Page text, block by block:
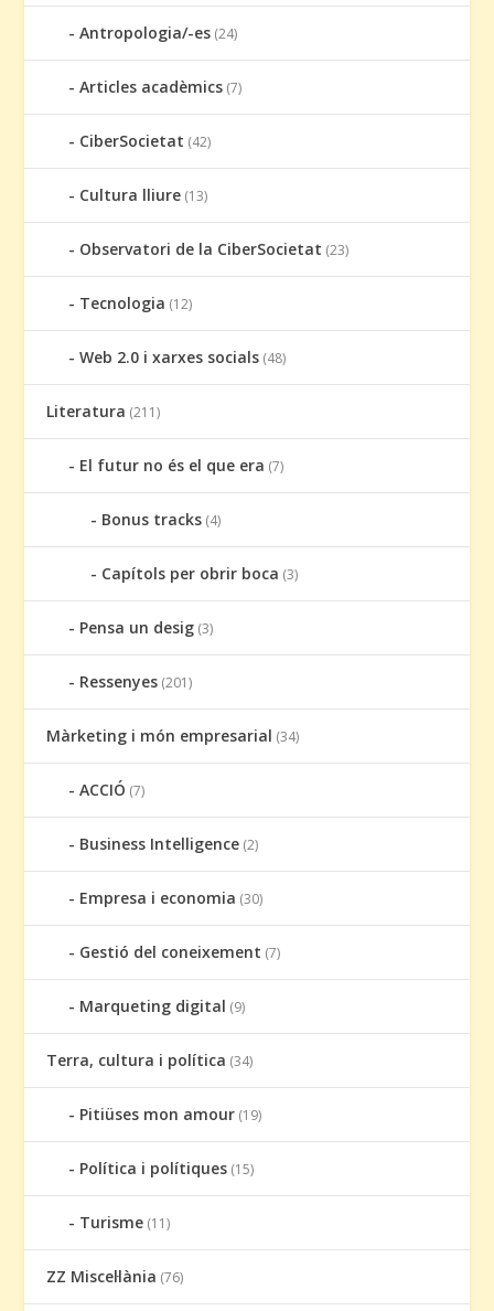
Antropologia/-es (24)
Articles acadèmics (7)
CiberSocietat (42)
Cultura lliure (13)
Observatori de la CiberSocietat (23)
Tecnologia (12)
Web 2.0 i xarxes socials (48)
Literatura (211)
El futur no és el que era (7)
Bonus tracks (4)
Capítols per obrir boca (3)
Pensa un desig (3)
Ressenyes (201)
Màrketing i món empresarial (34)
ACCIÓ (7)
Business Intelligence (2)
Empresa i economia (30)
Gestió del coneixement (7)
Marqueting digital (9)
Terra, cultura i política (34)
Pitiüses mon amour (19)
Política i polítiques (15)
Turisme (11)
ZZ Miscel·lània (76)